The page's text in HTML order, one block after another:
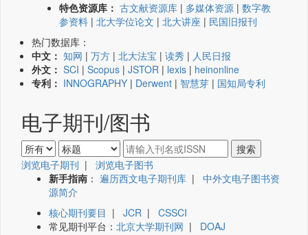
特色资源库： 古文献资源库 | 多媒体资源 | 数字教
参资料 | 北大学位论文 | 北大讲座 | 民国旧报刊
热门数据库：
中文： 知网 | 万方 | 北大法宝 | 读秀 | 人民日报
外文： SCI | Scopus | JSTOR | lexis | heinonline
专利： INNOGRAPHY | Derwent | 智慧芽 | 国知局专利
电子期刊/图书
浏览电子期刊 | 浏览电子图书
新手指南 ： 遍历西文电子期刊库 | 中外文电子图书资
源简介
核心期刊要目 | JCR | CSSCI
常见期刊平台： 北京大学期刊网 | DOAJ